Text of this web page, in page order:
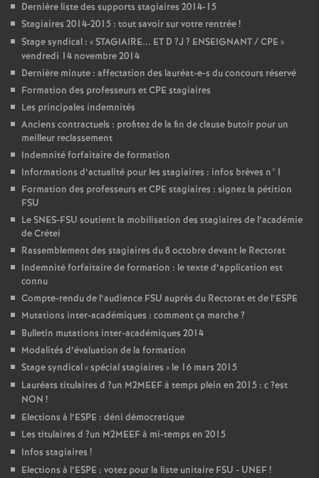
Dernière liste des supports stagiaires 2014-15
Stagiaires 2014-2015 : tout savoir sur votre rentrée!
Stage syndical : «STAGIAIRE... ET D ?J ? ENSEIGNANT/CPE »
vendredi 14 novembre 2014
Dernière minute : affectation des lauréat-e-s du concours réservé
Formation des professeurs etCPE stagiaires
Les principales indemnités
Anciens contractuels : profitez de la fin de clause butoir pour un
meilleur reclassement
Indemnité forfaitaire de formation
Informations d’actualité pour les stagiaires : infos brèves n°1
Formation des professeurs etCPE stagiaires : signez la pétition
FSU
LeSNES-FSU soutient la mobilisation des stagiaires de l’académie
de Crétei
Rassemblement des stagiaires du 8 octobre devant le Rectorat
Indemnité forfaitaire de formation : le texte d’application est
connu
Compte-rendu de l’audience FSU auprès du Rectorat et de l’ESPE
Mutations inter-académiques : comment ça marche?
Bulletin mutations inter-académiques 2014
Modalités d’évaluation de la formation
Stage syndical «spécial stagiaires » le 16 mars 2015
Lauréats titulaires d ?un M2MEEFà temps plein en 2015 : c?est
NON !
Elections à l’ESPE : déni démocratique
Les titulaires d ?un M2MEEFà mi-temps en 2015
Infos stagiaires !
Elections à l’ESPE : votez pour la liste unitaire FSU - UNEF!